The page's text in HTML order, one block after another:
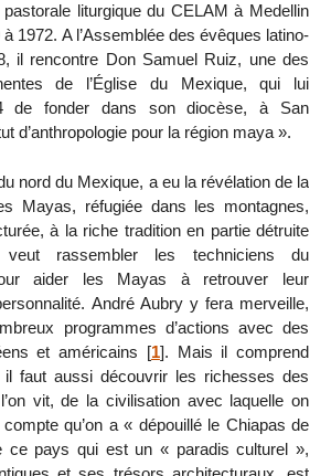
liturgique du CELAM à Medellin
1972. A l’Assemblée des évêques latino-
il rencontre Don Samuel Ruiz, une des
de l’Église du Mexique, qui lui
de fonder dans son diocèse, à San
d’anthropologie pour la région maya ».
nord du Mexique, a eu la révélation de la
Mayas, réfugiée dans les montagnes,
à la riche tradition en partie détruite
rassembler les techniciens du
aider les Mayas à retrouver leur
André Aubry y fera merveille,
programmes d’actions avec des
et américains [1]. Mais il comprend
faut aussi découvrir les richesses des
vit, de la civilisation avec laquelle on
qu’on a « dépouillé le Chiapas de
ce pays qui est un « paradis culturel »,